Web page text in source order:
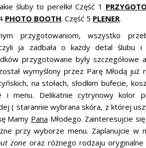
śluby to perełki! Część 1
PHOTO BOOTH. Część 5 PLENER.
przygotowaniom, wszystko
czyli ja zadbała o każdy detal ślubu
przygotowane były szczegółowe
wymyślony przez Parę Młodą już
na stołach, słodkim bufecie,
i menu. Delikatnie cytrynowy kolor
( starannie wybrana skóra, z której
Mamy Pana Młodego. Zainteresujcie
przy wyborze menu. Zaplanujcie w
zone oraz różnego rodzaju